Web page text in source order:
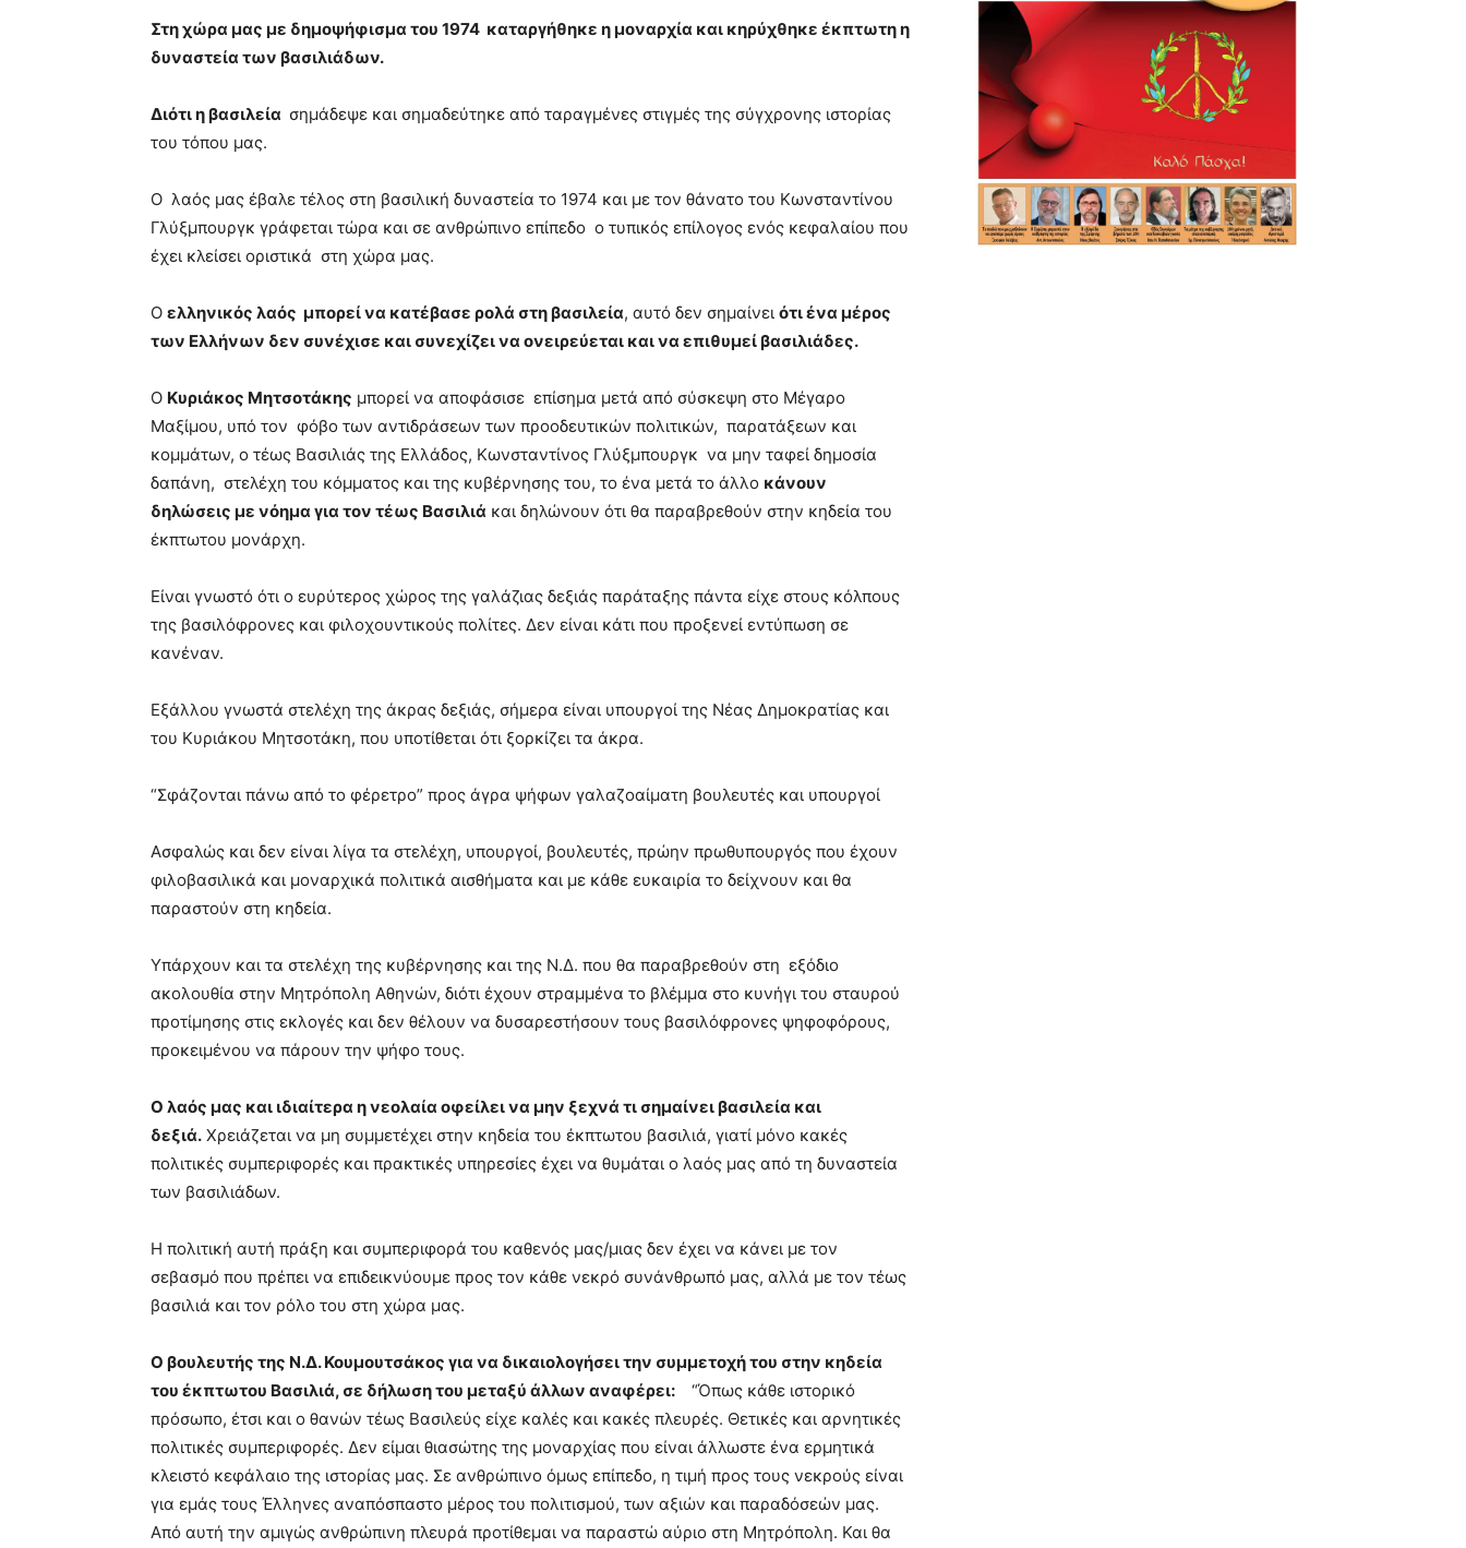
blonde
lesbians
very
cam
show.desi
lyons
teaches
you
of
pain.
hd
Στη χώρα μας με δημοψήφισμα του 1974 καταργήθηκε η μοναρχία και κηρύχθηκε έκπτωτη η
δυναστεία των βασιλιάδων.
Διότι η βασιλεία σημάδεψε και σημαδεύτηκε από ταραγμένες στιγμές της σύγχρονης ιστορίας
του τόπου μας.
Ο λαός μας έβαλε τέλος στη βασιλική δυναστεία το 1974 και με τον θάνατο του Κωνσταντίνου
Γλύξμπουργκ γράφεται τώρα και σε ανθρώπινο επίπεδο ο τυπικός επίλογος ενός κεφαλαίου που
έχει κλείσει οριστικά στη χώρα μας.
Ο ελληνικός λαός μπορεί να κατέβασε ρολά στη βασιλεία, αυτό δεν σημαίνει ότι ένα μέρος
των Ελλήνων δεν συνέχισε και συνεχίζει να ονειρεύεται και να επιθυμεί βασιλιάδες.
Ο Κυριάκος Μητσοτάκης μπορεί να αποφάσισε επίσημα μετά από σύσκεψη στο Μέγαρο
Μαξίμου, υπό τον φόβο των αντιδράσεων των προοδευτικών πολιτικών, παρατάξεων και
κομμάτων, ο τέως Βασιλιάς της Ελλάδος, Κωνσταντίνος Γλύξμπουργκ να μην ταφεί δημοσία
δαπάνη, στελέχη του κόμματος και της κυβέρνησης του, το ένα μετά το άλλο κάνουν
δηλώσεις με νόημα για τον τέως Βασιλιά και δηλώνουν ότι θα παραβρεθούν στην κηδεία του
έκπτωτου μονάρχη.
Είναι γνωστό ότι ο ευρύτερος χώρος της γαλάζιας δεξιάς παράταξης πάντα είχε στους κόλπους
της βασιλόφρονες και φιλοχουντικούς πολίτες. Δεν είναι κάτι που προξενεί εντύπωση σε
κανέναν.
Εξάλλου γνωστά στελέχη της άκρας δεξιάς, σήμερα είναι υπουργοί της Νέας Δημοκρατίας και
του Κυριάκου Μητσοτάκη, που υποτίθεται ότι ξορκίζει τα άκρα.
“Σφάζονται πάνω από το φέρετρο” προς άγρα ψήφων γαλαζοαίματη βουλευτές και υπουργοί
Ασφαλώς και δεν είναι λίγα τα στελέχη, υπουργοί, βουλευτές, πρώην πρωθυπουργός που έχουν
φιλοβασιλικά και μοναρχικά πολιτικά αισθήματα και με κάθε ευκαιρία το δείχνουν και θα
παραστούν στη κηδεία.
Υπάρχουν και τα στελέχη της κυβέρνησης και της Ν.Δ. που θα παραβρεθούν στη εξόδιο
ακολουθία στην Μητρόπολη Αθηνών, διότι έχουν στραμμένα το βλέμμα στο κυνήγι του σταυρού
προτίμησης στις εκλογές και δεν θέλουν να δυσαρεστήσουν τους βασιλόφρονες ψηφοφόρους,
προκειμένου να πάρουν την ψήφο τους.
Ο λαός μας και ιδιαίτερα η νεολαία οφείλει να μην ξεχνά τι σημαίνει βασιλεία και
δεξιά. Χρειάζεται να μη συμμετέχει στην κηδεία του έκπτωτου βασιλιά, γιατί μόνο κακές
πολιτικές συμπεριφορές και πρακτικές υπηρεσίες έχει να θυμάται ο λαός μας από τη δυναστεία
των βασιλιάδων.
Η πολιτική αυτή πράξη και συμπεριφορά του καθενός μας/μιας δεν έχει να κάνει με τον
σεβασμό που πρέπει να επιδεικνύουμε προς τον κάθε νεκρό συνάνθρωπό μας, αλλά με τον τέως
βασιλιά και τον ρόλο του στη χώρα μας.
Ο βουλευτής της Ν.Δ. Κουμουτσάκος για να δικαιολογήσει την συμμετοχή του στην κηδεία
του έκπτωτου Βασιλιά, σε δήλωση του μεταξύ άλλων αναφέρει:
“Όπως κάθε ιστορικό
πρόσωπο, έτσι και ο θανών τέως Βασιλεύς είχε καλές και κακές πλευρές. Θετικές και αρνητικές
πολιτικές συμπεριφορές. Δεν είμαι θιασώτης της μοναρχίας που είναι άλλωστε ένα ερμητικά
κλειστό κεφάλαιο της ιστορίας μας. Σε ανθρώπινο όμως επίπεδο, η τιμή προς τους νεκρούς είναι
για εμάς τους Έλληνες αναπόσπαστο μέρος του πολιτισμού, των αξιών και παραδόσεών μας.
Από αυτή την αμιγώς ανθρώπινη πλευρά προτίθεμαι να παραστώ αύριο στη Μητρόπολη. Και θα